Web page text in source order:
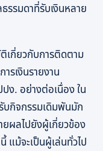
รมดาที่รับเงินหลาย
เกี่ยวกับการติดตาม
รเงินรายงาน
ง. อย่างต่อเนื่อง ใน
บกิจกรรมเดิมพันมัก
ผลไปยังผู้เกี่ยวข้อง
แม้จะเป็นผู้เล่นทั่วไป